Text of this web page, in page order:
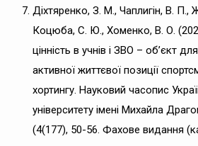
Діхтяренко, З. М., Чаплигін, В. П.,
Коцюба, С. Ю., Хоменко, В. О.
цінність в учнів і ЗВО – об’єкт
активної життєвої позиції
хортингу. Науковий часопис
університету імені Михайла
(4(177), 50-56. Фахове видання